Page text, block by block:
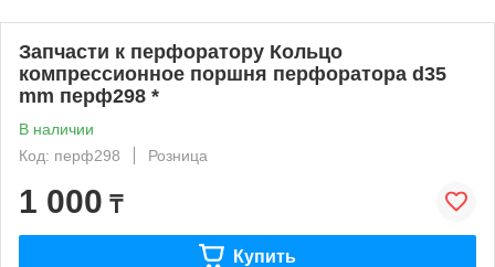
Запчасти к перфоратору Кольцо
компрессионное поршня перфоратора d35
mm перф298 *
В наличии
Код: перф298
Розница
1 000 ₸
Купить